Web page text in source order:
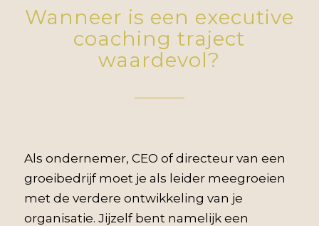
Wanneer is een executive
coaching traject
waardevol?
Als ondernemer, CEO of directeur van een
groeibedrijf moet je als leider meegroeien
met de verdere ontwikkeling van je
organisatie. Jijzelf bent namelijk een